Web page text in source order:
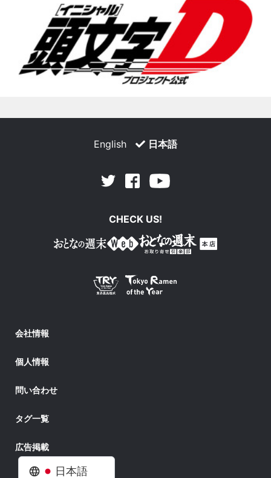
日本語
English 日本語
Twitter Facebook
CHECK US!
会社情報
個人情報
問い合わせ
タグ一覧
広告掲載